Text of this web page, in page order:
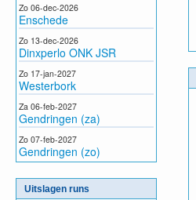
Zo 06-dec-2026
Enschede
Zo 13-dec-2026
Dinxperlo ONK JSR
Zo 17-jan-2027
Westerbork
Za 06-feb-2027
Gendringen (za)
Zo 07-feb-2027
Gendringen (zo)
Uitslagen runs